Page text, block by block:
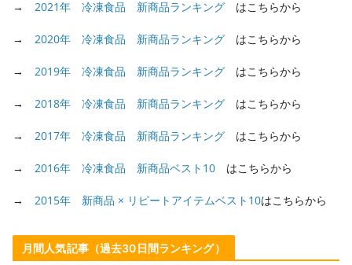
→ 2021年 冷凍食品 新商品ランキング はこちらから
→ 2020年 冷凍食品 新商品ランキング はこちらから
→ 2019年 冷凍食品 新商品ランキング はこちらから
→ 2018年 冷凍食品 新商品ランキング はこちらから
→ 2017年 冷凍食品 新商品ランキング はこちらから
→ 2016年 冷凍食品 新商品ベスト10 はこちらから
→ 2015年 新商品 × リピートアイテムベスト10はこちらから
月間人気記事（過去30日間ランキング）